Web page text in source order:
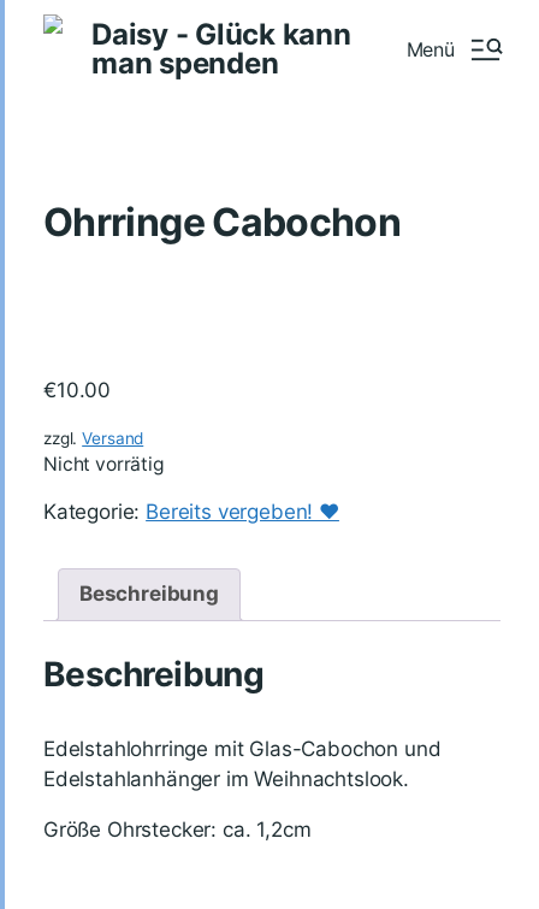
Daisy - Glück kann
man spenden
Menü
Ohrringe Cabochon
€10.00
zzgl.Versand
Nicht vorrätig
Kategorie: Bereits vergeben! ♥️
Beschreibung
Beschreibung
Edelstahlohrringe mit Glas-Cabochon und
Edelstahlanhänger im Weihnachtslook.
Größe Ohrstecker: ca. 1,2cm